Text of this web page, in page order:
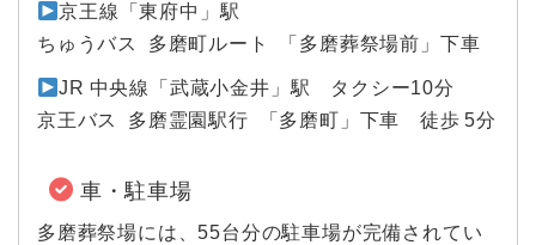
京王線「東府中」駅
ちゅうバス 多磨町ルート 「多磨葬祭場前」下車
JR 中央線「武蔵小金井」駅 タクシー10分
京王バス 多磨霊園駅行 「多磨町」下車 徒歩 5分
車・駐車場
多磨葬祭場には、55台分の駐車場が完備されてい